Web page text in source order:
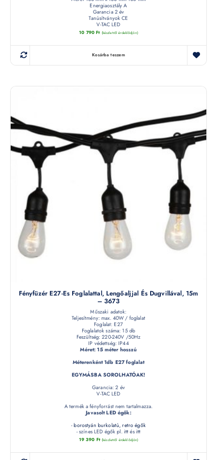
Energiaosztály A
Garancia 2 év
Tanúsítványok CE
V-TAC LED
10 790Ft (készletről érdeklődjön)
Kosárba teszem
Fényfüzér E27-Es Foglalattal, Lengőaljjal És Dugvillával, 15m
– 3673
Műszaki adatok:
Teljesítmény: max. 40W / foglalat
Foglalat: E27
Foglalatok száma: 15 db
Feszültség: 220-240V /50Hz
IP védettség: IP44
Méret: 15 méter hosszú
Méterenként 1db E27 foglalat
EGYMÁSBA SOROLHATÓAK!
Garancia: 2 év
V-TAC LED
A termék a fényforrást nem tartalmazza.
Javasolt LED égők:
-borostyán burkolatú, retro égők
- színes LED égők pl. itt és itt
19 390 Ft (készletről érdeklődjön)